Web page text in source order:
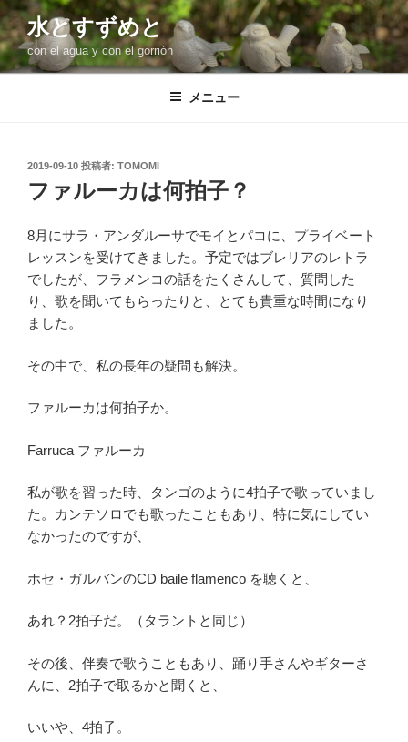
コ
ン
テ
ン
水とすずめと
con el agua y con el gorrión
メニュー
投
稿
日:
2019-09-10 投稿者: TOMOMI
ファルーカは何拍子？
8月にサラ・アンダルーサでモイとパコに、プライベート
レッスンを受けてきました。予定ではブレリアのレトラ
でしたが、フラメンコの話をたくさんして、質問した
り、歌を聞いてもらったりと、とても貴重な時間になり
ました。
その中で、私の長年の疑問も解決。
ファルーカは何拍子か。
Farruca ファルーカ
私が歌を習った時、タンゴのように4拍子で歌っていまし
た。カンテソロでも歌ったこともあり、特に気にしてい
なかったのですが、
ホセ・ガルバンのCD baile flamenco を聴くと、
あれ？2拍子だ。（タラントと同じ）
その後、伴奏で歌うこともあり、踊り手さんやギターさ
んに、2拍子で取るかと聞くと、
いいや、4拍子。